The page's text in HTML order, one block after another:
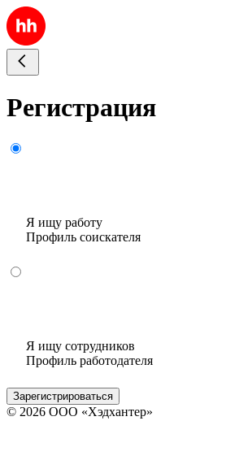
Регистрация
Я ищу работу
Профиль соискателя
Я ищу сотрудников
Профиль работодателя
Зарегистрироваться
© 2026 ООО «Хэдхантер»